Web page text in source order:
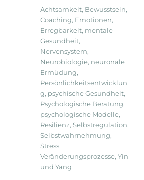
Schlagwörter
Achtsamkeit, Bewusstsein,
Coaching, Emotionen,
Erregbarkeit, mentale
Gesundheit,
Nervensystem,
Neurobiologie, neuronale
Ermüdung,
Persönlichkeitsentwicklun
g, psychische Gesundheit,
Psychologische Beratung,
psychologische Modelle,
Resilienz,Selbstregulation,
Selbstwahrnehmung,
Stress,
Veränderungsprozesse,Yin
und Yang